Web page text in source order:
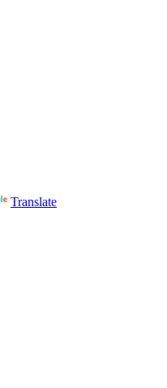
Translate